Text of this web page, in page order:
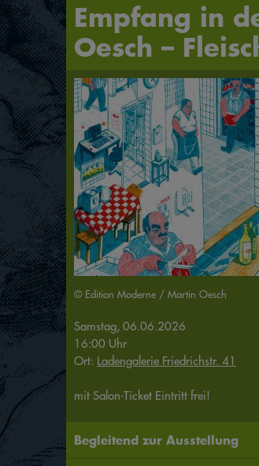
Empfang in
Oesch –
© Edition Moderne / Martin Oesch
Samstag, 06.06.2026
16:00 Uhr
Ort: Ladengalerie Friedrichstr. 41
mit Salon-Ticket Eintritt frei!
Begleitend zur Ausstellung